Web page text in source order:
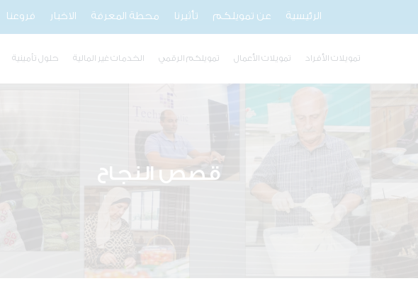
الرئيسية عن تمويلكم تأثيرنا محطة المعرفة الاخبار فروعنا
تمويلات الأفراد تمويلات الأعمال تمويلكم الرقمي الخدمات غير المالية حلول تأمينية
قصص النجاح